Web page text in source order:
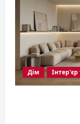
Дім Інтер'єр